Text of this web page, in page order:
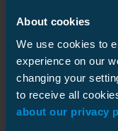
About cookies
We use cookies to
experience on our
changing your
to receive all
about our privacy
24 kV 3x1x25-95 lug
24kV 3x1x50-